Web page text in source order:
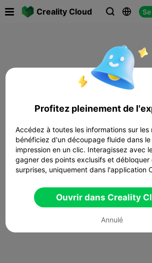
Creality Cloud  
Profitez pleinement de
Accédez à toutes les informations sur les
bénéficiez d'un découpage fluide dans
impression en un clic. Interagissez avec
gagner des points exclusifs et débloquer
surprises, uniquement dans l'application
Ouvrir dans Creality
Annulé